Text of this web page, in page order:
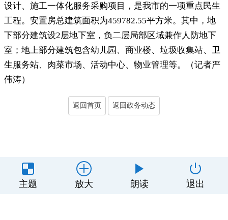
设计、施工一体化服务采购项目，是我市的一项重点民生
工程。 安置房总建筑面积为459782.55平方米。其中 ， 地
下部分建筑设2层地下室，负二层局部区域兼作人防地下
室 ； 地上部分建筑包含幼儿园、商业楼、垃圾收集站、卫
生服务站、肉菜市场、活动中心、物业管理等。（记者严
伟涛）
返回首页 返回政务动态
主办单位：丰顺县人民政府办公室
制作维护：丰顺县政务服务和数据管理局
主题 放大 朗读 退出